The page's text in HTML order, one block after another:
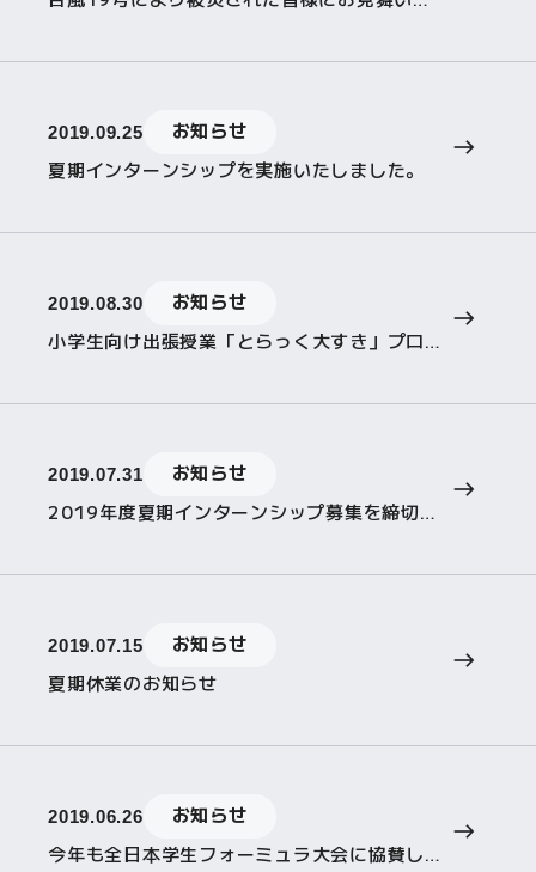
2019.09.25
お知らせ
夏期インターンシップを実施いたしました。
2019.08.30
お知らせ
小学生向け出張授業「とらっく大すき」プロジェクトを開催 8月22日
2019.07.31
お知らせ
2019年度夏期インターンシップ募集を締切りました
2019.07.15
お知らせ
夏期休業のお知らせ
2019.06.26
お知らせ
今年も全日本学生フォーミュラ大会に協賛します